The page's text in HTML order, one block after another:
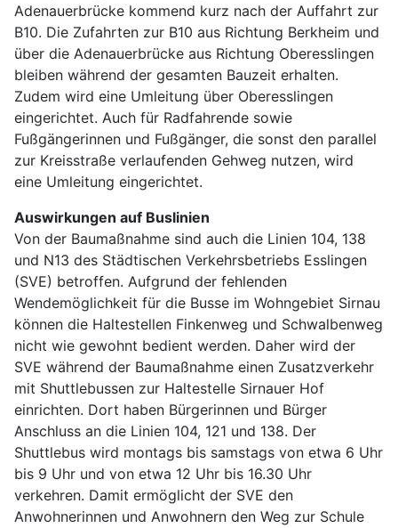
Adenauerbrücke kommend kurz nach der Auffahrt zur
B10. Die Zufahrten zur B10 aus Richtung Berkheim und
über die Adenauerbrücke aus Richtung Oberesslingen
bleiben während der gesamten Bauzeit erhalten.
Zudem wird eine Umleitung über Oberesslingen
eingerichtet. Auch für Radfahrende sowie
Fußgängerinnen und Fußgänger, die sonst den parallel
zur Kreisstraße verlaufenden Gehweg nutzen, wird
eine Umleitung eingerichtet.
Auswirkungen auf Buslinien
Von der Baumaßnahme sind auch die Linien 104, 138
und N13 des Städtischen Verkehrsbetriebs Esslingen
(SVE) betroffen. Aufgrund der fehlenden
Wendemöglichkeit für die Busse im Wohngebiet Sirnau
können die Haltestellen Finkenweg und Schwalbenweg
nicht wie gewohnt bedient werden. Daher wird der
SVE während der Baumaßnahme einen Zusatzverkehr
mit Shuttlebussen zur Haltestelle Sirnauer Hof
einrichten. Dort haben Bürgerinnen und Bürger
Anschluss an die Linien 104, 121 und 138. Der
Shuttlebus wird montags bis samstags von etwa 6 Uhr
bis 9 Uhr und von etwa 12 Uhr bis 16.30 Uhr
verkehren. Damit ermöglicht der SVE den
Anwohnerinnen und Anwohnern den Weg zur Schule